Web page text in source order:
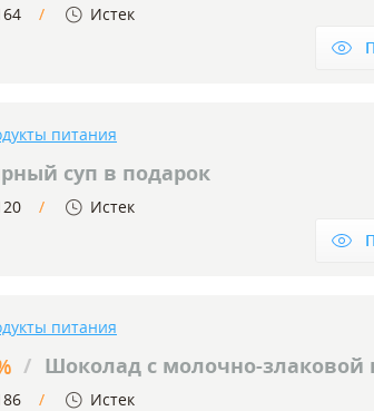
Истек
питания
суп в подарок
Истек
питания
/ Шоколад с молочно-злаковой
Истек